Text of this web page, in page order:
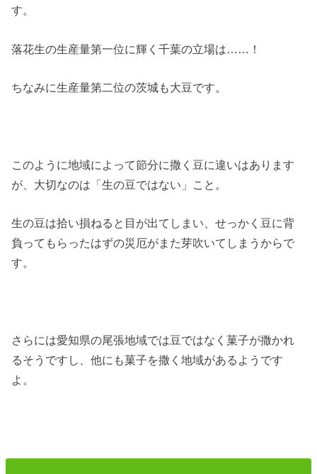
す。
落花生の生産量第一位に輝く千葉の立場は……！
ちなみに生産量第二位の茨城も大豆です。
このように地域によって節分に撒く豆に違いはあります
が、大切なのは「生の豆ではない」こと。
生の豆は拾い損ねると目が出てしまい、せっかく豆に背
負ってもらったはずの災厄がまた芽吹いてしまうからで
す。
さらには愛知県の尾張地域では豆ではなく菓子が撒かれ
るそうですし、他にも菓子を撒く地域があるようです
よ。